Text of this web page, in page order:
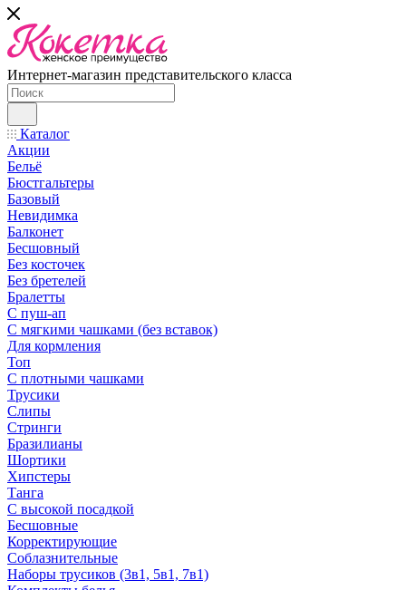
Интернет-магазин представительского класса
Каталог
Акции
Бельё
Бюстгальтеры
Базовый
Невидимка
Балконет
Бесшовный
Без косточек
Без бретелей
Бралетты
С пуш-ап
С мягкими чашками (без вставок)
Для кормления
Топ
С плотными чашками
Трусики
Слипы
Стринги
Бразилианы
Шортики
Хипстеры
Танга
С высокой посадкой
Бесшовные
Корректирующие
Соблазнительные
Наборы трусиков (3в1, 5в1, 7в1)